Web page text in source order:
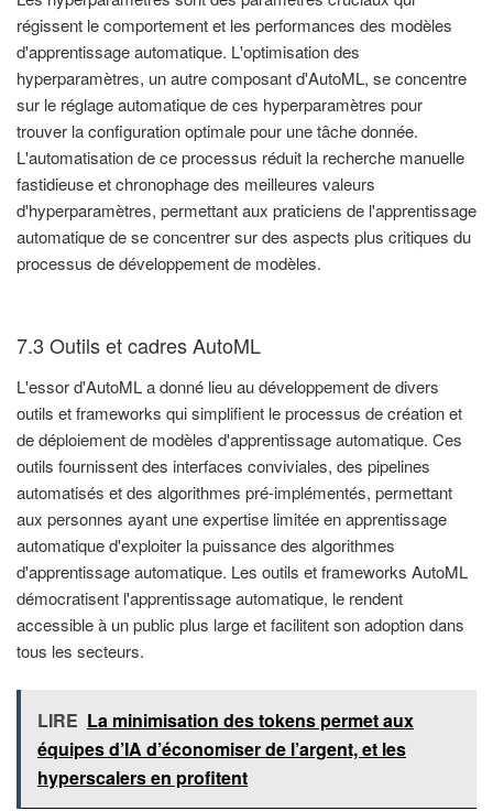
régissent le comportement et les performances des modèles
d'apprentissage automatique. L'optimisation des
hyperparamètres, un autre composant d'AutoML, se concentre
sur le réglage automatique de ces hyperparamètres pour
trouver la configuration optimale pour une tâche donnée.
L'automatisation de ce processus réduit la recherche manuelle
fastidieuse et chronophage des meilleures valeurs
d'hyperparamètres, permettant aux praticiens de l'apprentissage
automatique de se concentrer sur des aspects plus critiques du
processus de développement de modèles.
7.3 Outils et cadres AutoML
L'essor d'AutoML a donné lieu au développement de divers
outils et frameworks qui simplifient le processus de création et
de déploiement de modèles d'apprentissage automatique. Ces
outils fournissent des interfaces conviviales, des pipelines
automatisés et des algorithmes pré-implémentés, permettant
aux personnes ayant une expertise limitée en apprentissage
automatique d'exploiter la puissance des algorithmes
d'apprentissage automatique. Les outils et frameworks AutoML
démocratisent l'apprentissage automatique, le rendent
accessible à un public plus large et facilitent son adoption dans
tous les secteurs.
LIRE La minimisation des tokens permet aux
équipes d’IA d’économiser de l’argent, et les
hyperscalers en profitent